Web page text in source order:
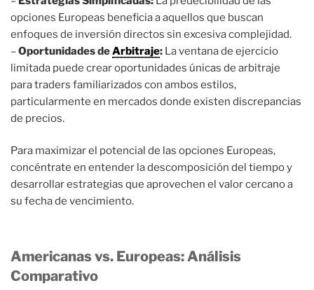
opciones Europeas beneficia a aquellos que buscan
enfoques de inversión directos sin excesiva complejidad.
–Oportunidades deArbitraje: La ventana de ejercicio
limitada puede crear oportunidades únicas de arbitraje
para traders familiarizados con ambos estilos,
particularmente en mercados donde existen discrepancias
de precios.
Para maximizar el potencial de las opciones Europeas,
concéntrate en entender la descomposición del tiempo y
desarrollar estrategias que aprovechen el valor cercano a
su fecha de vencimiento.
Americanas vs. Europeas: Análisis
Comparativo